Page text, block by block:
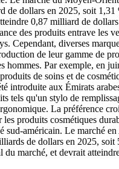
de dollars en 2025, soit 1,31
0,87 milliard de
des produits entrave les
Cependant, diverses
de leur gamme de
hommes. Par exemple, en
de soins et de
introduite aux Émirats
tels qu'un stylo de
La préférence
les produits cosmétiques
sud-américain. Le marché
de dollars en 2025, soit
du marché, et devrait